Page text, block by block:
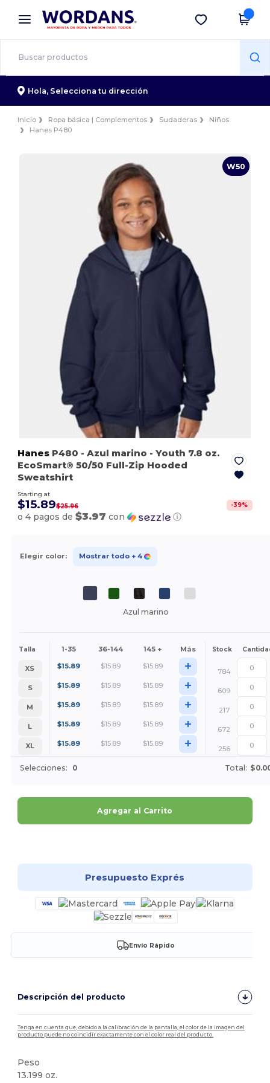
× App de Wordans
¡Mejores precios en app!
Descargar app
Hola, Selecciona tu dirección
Inicio Ropa básica | Complementos Sudaderas
Niños
Hanes P480
W50
Hanes P480 - Azul marino - Youth 7.8 oz.
EcoSmart® 50/50 Full-Zip Hooded
Sweatshirt
Starting at
$15.89$25.96 -39%
o 4 pagos de$3.97 con ⓘ
Elegir color: Mostrar todo + 4
Azul marino
Talla 1-35 36-144 145 + Más Stock
XS $15.89 $15.89 $15.89 +
784
S
$15.89 $15.89 $15.89 +
609
M
$15.89 $15.89 $15.89 +
217
L
$15.89 $15.89 $15.89 +
672
XL
$15.89 $15.89 $15.89 + 256
Selecciones: 0 Total:
Agregar al Carrito
Presupuesto Exprés
Envío Rápido
Descripción del producto
Tenga en cuenta que, debido a la calibración de la pantalla, el color de la imagen del
producto puede no coincidir exactamente con el color real del producto.
Peso
13.199 oz.